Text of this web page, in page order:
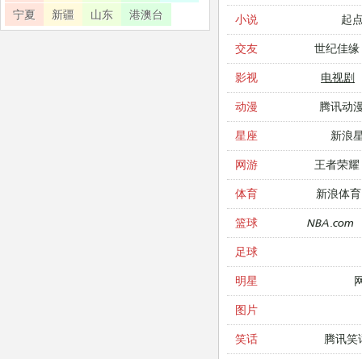
小说 起
交友 世纪佳缘
影视 电视剧
动漫 腾讯动
星座 新浪
网游 王者荣耀
体育 新浪体育
篮球 NBA.com
足球
明星
图片
笑话 腾讯笑
宁夏
新疆 山东 港澳台